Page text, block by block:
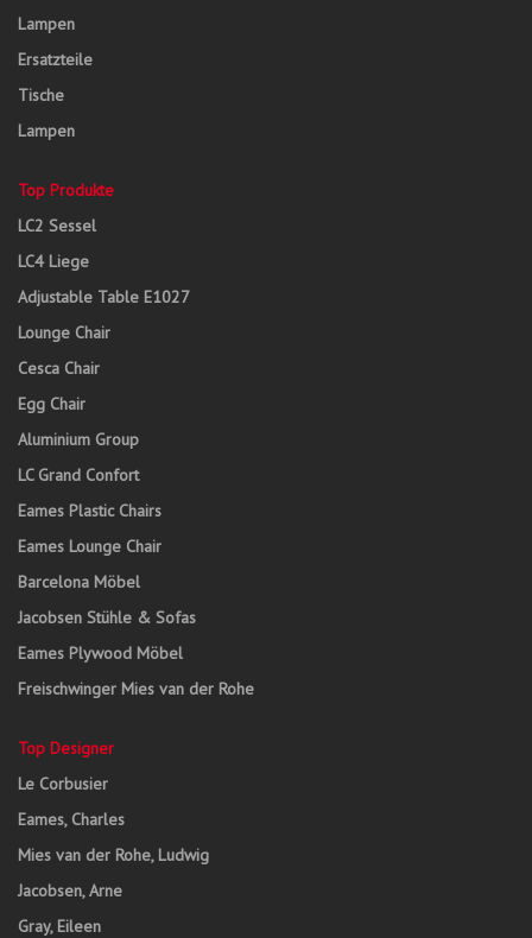
Lampen
Ersatzteile
Tische
Lampen
Top Produkte
LC2 Sessel
LC4 Liege
Adjustable Table E1027
Lounge Chair
Cesca Chair
Egg Chair
Aluminium Group
LC Grand Confort
Eames Plastic Chairs
Eames Lounge Chair
Barcelona Möbel
Jacobsen Stühle & Sofas
Eames Plywood Möbel
Freischwinger Mies van der Rohe
Top Designer
Le Corbusier
Eames, Charles
Mies van der Rohe, Ludwig
Jacobsen, Arne
Gray, Eileen